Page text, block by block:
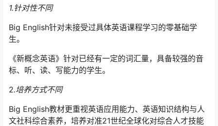
1.针对性不同
Big English针对未接受过具体英语课程学习的零基础学
生。
《新概念英语》针对已经有一定的词汇量，具备较强的音
标、听、读、写能力的学生。
2.培养方式不同
Big English教材更重视英语应用能力、英语知识结构与人
文社科综合素养，培养对准21世纪全球化对综合人才技能